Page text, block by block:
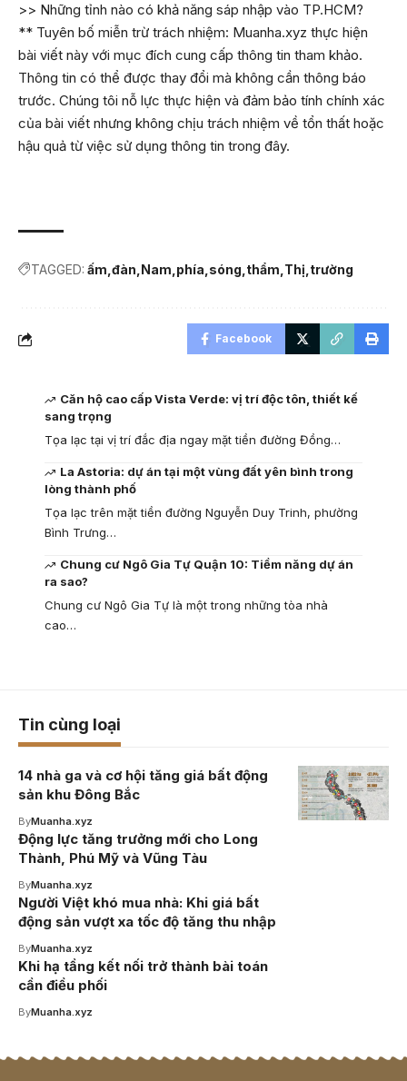
>> Những tỉnh nào có khả năng sáp nhập vào TP.HCM?
** Tuyên bố miễn trừ trách nhiệm: Muanha.xyz thực hiện
bài viết này với mục đích cung cấp thông tin tham khảo.
Thông tin có thể được thay đổi mà không cần thông báo
trước. Chúng tôi nỗ lực thực hiện và đảm bảo tính chính xác
của bài viết nhưng không chịu trách nhiệm về tổn thất hoặc
hậu quả từ việc sử dụng thông tin trong đây.
TAGGED: ấm đàn Nam phía sóng thẩm Thị trường
Facebook
Căn hộ cao cấp Vista Verde: vị trí độc tôn, thiết kế
sang trọng
Tọa lạc tại vị trí đắc địa ngay mặt tiền đường Đồng…
La Astoria: dự án tại một vùng đất yên bình trong
lòng thành phố
Tọa lạc trên mặt tiền đường Nguyễn Duy Trinh, phường
Bình Trưng…
Chung cư Ngô Gia Tự Quận 10: Tiềm năng dự án
ra sao?
Chung cư Ngô Gia Tự là một trong những tòa nhà
cao…
Tin cùng loại
14 nhà ga và cơ hội tăng giá bất động
sản khu Đông Bắc
ByMuanha.xyz
Động lực tăng trưởng mới cho Long
Thành, Phú Mỹ và Vũng Tàu
ByMuanha.xyz
Người Việt khó mua nhà: Khi giá bất
động sản vượt xa tốc độ tăng thu nhập
ByMuanha.xyz
Khi hạ tầng kết nối trở thành bài toán
cần điều phối
ByMuanha.xyz